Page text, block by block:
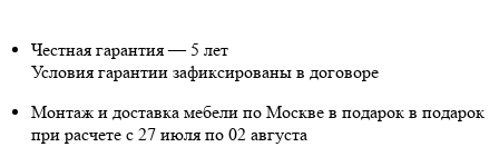
Честная гарантия — 5 лет
Условия гарантии зафиксированы в договоре
Монтаж и доставка мебели по Москве в подарок в подарок
при расчете с 27 июля по 02 августа